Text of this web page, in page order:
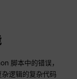
脚本中的错误，
逻辑的复杂代码